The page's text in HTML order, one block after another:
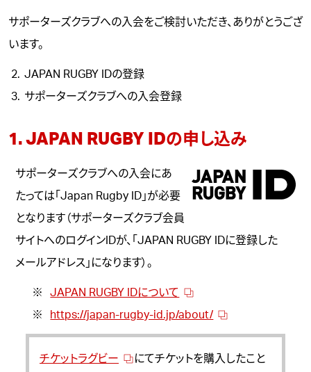
サポーターズクラブへの入会をご検討いただき、ありがとうござ
います。
JAPAN RUGBY IDの登録
サポーターズクラブへの入会登録
1. JAPAN RUGBY IDの申し込み
サポーターズクラブへの入会にあ
たっては「 Japan Rugby ID 」が必要
となります（サポーターズクラブ会員
サイトへのログインIDが、「JAPAN RUGBY IDに登録した
メールアドレス」になります）。
JAPAN RUGBY IDについて
https://japan-rugby-id.jp/about/
チケットラグビー
にてチケットを購入したこと